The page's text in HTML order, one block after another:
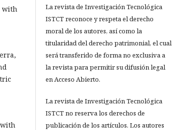
with
with
La revista de Investigación Tecnológica
ISTCT reconoce y respeta el derecho
moral de los autores, así como la
titularidad del derecho patrimonial, el cual
será transferido de forma no exclusiva a
la revista para permitir su difusión legal
en Acceso Abierto.
La revista de Investigación Tecnológica
ISTCT no reserva los derechos de
publicación de los artículos. Los autores